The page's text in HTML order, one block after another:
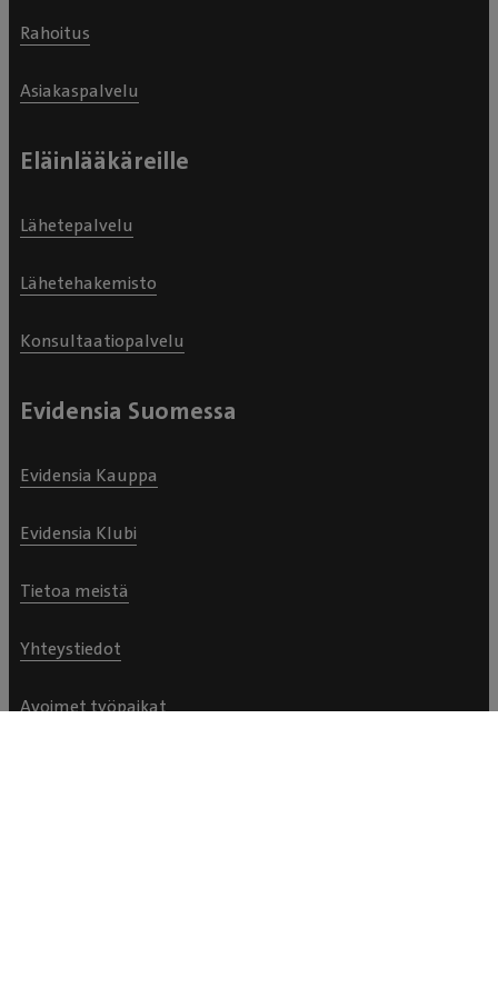
Rahoitus
Asiakaspalvelu
Eläinlääkäreille
Lähetepalvelu
Lähetehakemisto
Konsultaatiopalvelu
Evidensia Suomessa
Evidensia Kauppa
Evidensia Klubi
Tietoa meistä
Yhteystiedot
Avoimet työpaikat